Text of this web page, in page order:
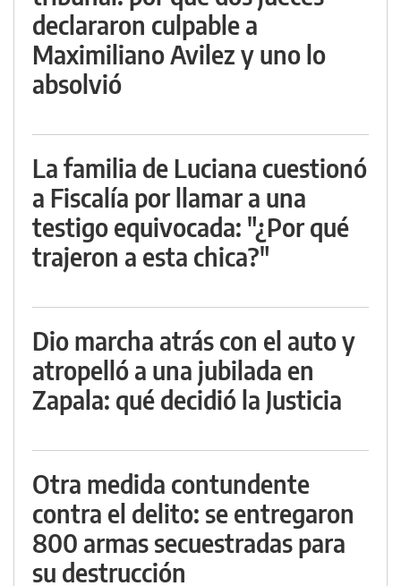
declararon culpable a
Maximiliano Avilez y uno lo
absolvió
La familia de Luciana cuestionó
a Fiscalía por llamar a una
testigo equivocada: "¿Por qué
trajeron a esta chica?"
Dio marcha atrás con el auto y
atropelló a una jubilada en
Zapala: qué decidió la Justicia
Otra medida contundente
contra el delito: se entregaron
800 armas secuestradas para
su destrucción